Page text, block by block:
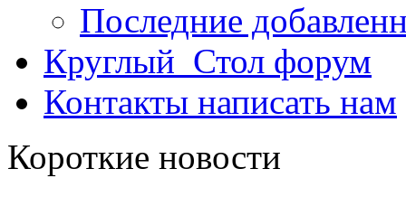
Последние
Круглый_Стол форум
Контакты написать нам
Короткие новости